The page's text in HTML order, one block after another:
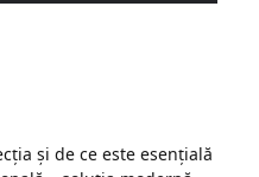
și de ce este esențială